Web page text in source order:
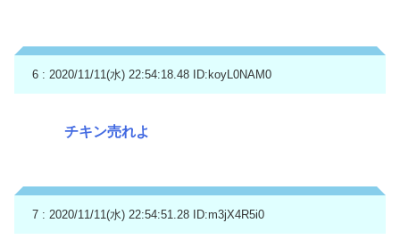
6 : 2020/11/11(水) 22:54:18.48 ID:koyL0NAM0
チキン売れよ
7 : 2020/11/11(水) 22:54:51.28 ID:m3jX4R5i0